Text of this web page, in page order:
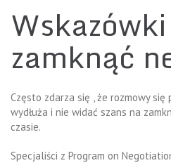
zamknąć
Często zdarza się , że rozmowy się
wydłuża i nie widać szans na
czasie.
Specjaliści z Program on